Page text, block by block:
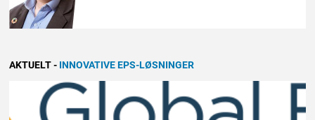
AKTUELT- INNOVATIVE EPS-LØSNINGER
EPSBLOGGEN